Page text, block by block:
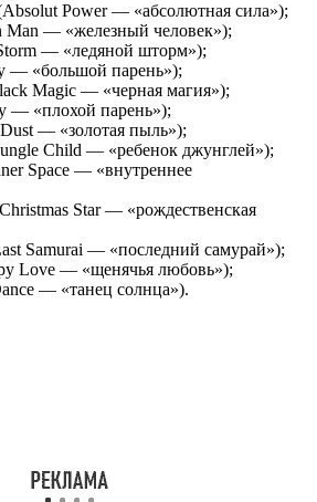
Power — «абсолютная сила»);
— «железный человек»);
— «ледяной шторм»);
— «большой парень»);
Magic — «черная магия»);
— «плохой парень»);
— «золотая пыль»);
Child — «ребенок джунглей»);
Space — «внутреннее
Star — «рождественская
Samurai — «последний самурай»);
Love — «щенячья любовь»);
— «танец солнца»).